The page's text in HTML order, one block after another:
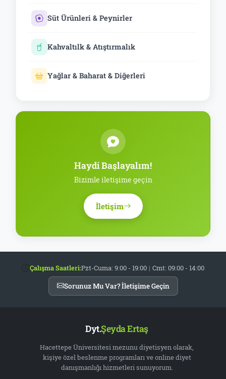
Süt Ürünleri & Peynirler
Kahvaltılk & Atıştırmalık
Yağlar & Baharat & Diğerleri
Haydi Başlayalım!
Bizimle iletişime geçin
İletişim
Çalışma Saatleri:Pzt-Cuma: 9:00 - 19:00 | Cmt: 09:00 - 14:00
Sorunuz Mu Var? İletişime Geçin
Dyt.Şeyda Ertaş
Hacettepe Üniversitesi mezunu diyetisyen olarak,
kişiye özel beslenme programları ve online diyet
danışmanlığı hizmetleri sunuyorum.